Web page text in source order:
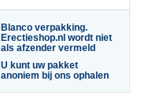
Blanco verpakking.
Erectieshop.nl wordt niet
als afzender vermeld
U kunt uw pakket
anoniem bij ons ophalen